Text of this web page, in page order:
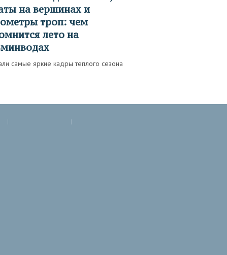
на вершинах и
троп: чем
лето на
самые яркие кадры теплого сезона